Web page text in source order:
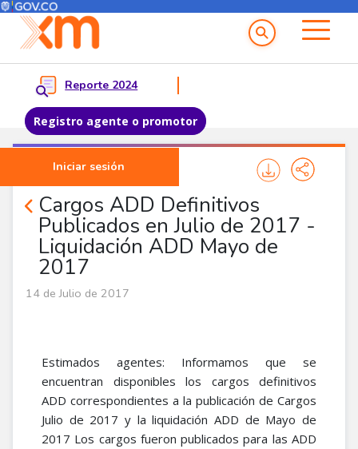
Pasar al contenido principal
Menú del Usuario
Reporte 2024
Registro agente o promotor
Iniciar sesión
Menu principal
Cargos ADD Definitivos
Publicados en Julio de 2017 -
Liquidación ADD Mayo de
2017
Noticias Agentes
14 de Julio de 2017
Estimados agentes: Informamos que se
encuentran disponibles los cargos definitivos
ADD correspondientes a la publicación de Cargos
Julio de 2017 y la liquidación ADD de Mayo de
2017 Los cargos fueron publicados para las ADD